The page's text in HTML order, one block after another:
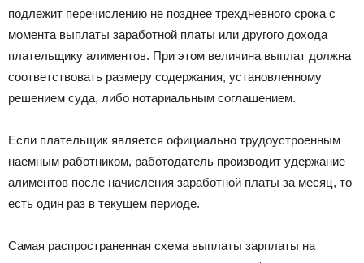
подлежит перечислению не позднее трехдневного срока с
момента выплаты заработной платы или другого дохода
плательщику алиментов. При этом величина выплат должна
соответствовать размеру содержания, установленному
решением суда, либо нотариальным соглашением.
Если плательщик является официально трудоустроенным
наемным работником, работодатель производит удержание
алиментов после начисления заработной платы за месяц, то
есть один раз в текущем периоде.
Самая распространенная схема выплаты зарплаты на